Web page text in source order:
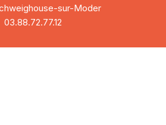
sur-Moder
03.88.72.77.12